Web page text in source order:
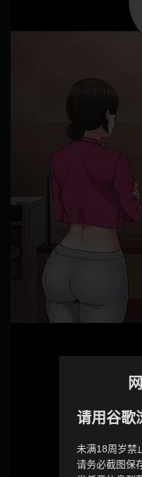
请用谷歌
未满18周岁禁
请务必截图保